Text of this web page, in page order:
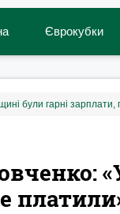
Єврокубки
були гарні зарплати,